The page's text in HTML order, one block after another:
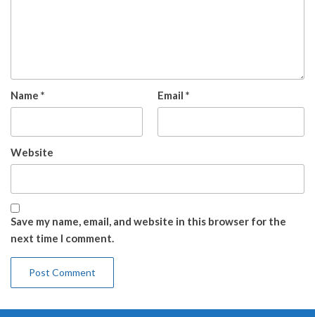
Name * Email *
Website
Save my name, email, and website in this browser for the
next time I comment.